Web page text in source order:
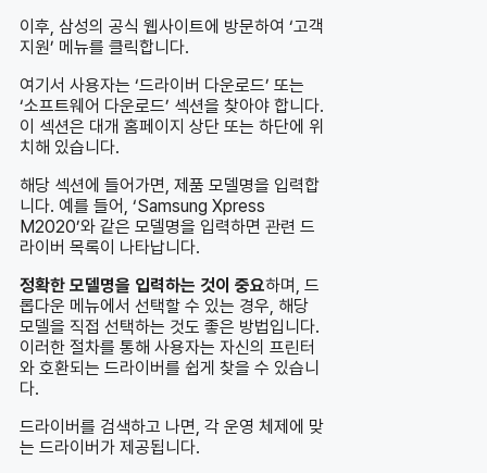
이후, 삼성의 공식 웹사이트에 방문하여 ‘고객
지원’ 메뉴를 클릭합니다.
여기서 사용자는 ‘드라이버 다운로드’ 또는
‘소프트웨어 다운로드’ 섹션을 찾아야 합니다.
이 섹션은 대개 홈페이지 상단 또는 하단에 위
치해 있습니다.
해당 섹션에 들어가면, 제품 모델명을 입력합
니다. 예를 들어, ‘Samsung Xpress
M2020’와 같은 모델명을 입력하면 관련 드
라이버 목록이 나타납니다.
정확한 모델명을 입력하는 것이 중요하며, 드
롭다운 메뉴에서 선택할 수 있는 경우, 해당
모델을 직접 선택하는 것도 좋은 방법입니다.
이러한 절차를 통해 사용자는 자신의 프린터
와 호환되는 드라이버를 쉽게 찾을 수 있습니
다.
드라이버를 검색하고 나면, 각 운영 체제에 맞
는 드라이버가 제공됩니다.